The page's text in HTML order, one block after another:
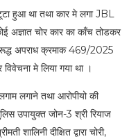
हुआ था तथा कार मे लगा JBL
अज्ञात चोर कार का काँच तोडकर
विरूद्ध अपराध क्रमाक 469/2025
मे लिया गया था ।
लगाने तथा आरोपीयो की
उपायुक्त जोन-3 श्री रियाज
शालिनी दीक्षित द्वारा चोरी,